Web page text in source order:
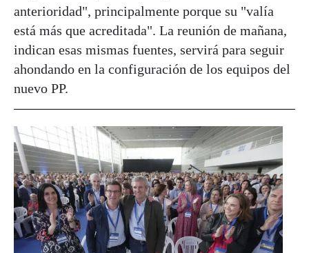
anterioridad", principalmente porque su "valía
está más que acreditada". La reunión de mañana,
indican esas mismas fuentes, servirá para seguir
ahondando en la configuración de los equipos del
nuevo PP.